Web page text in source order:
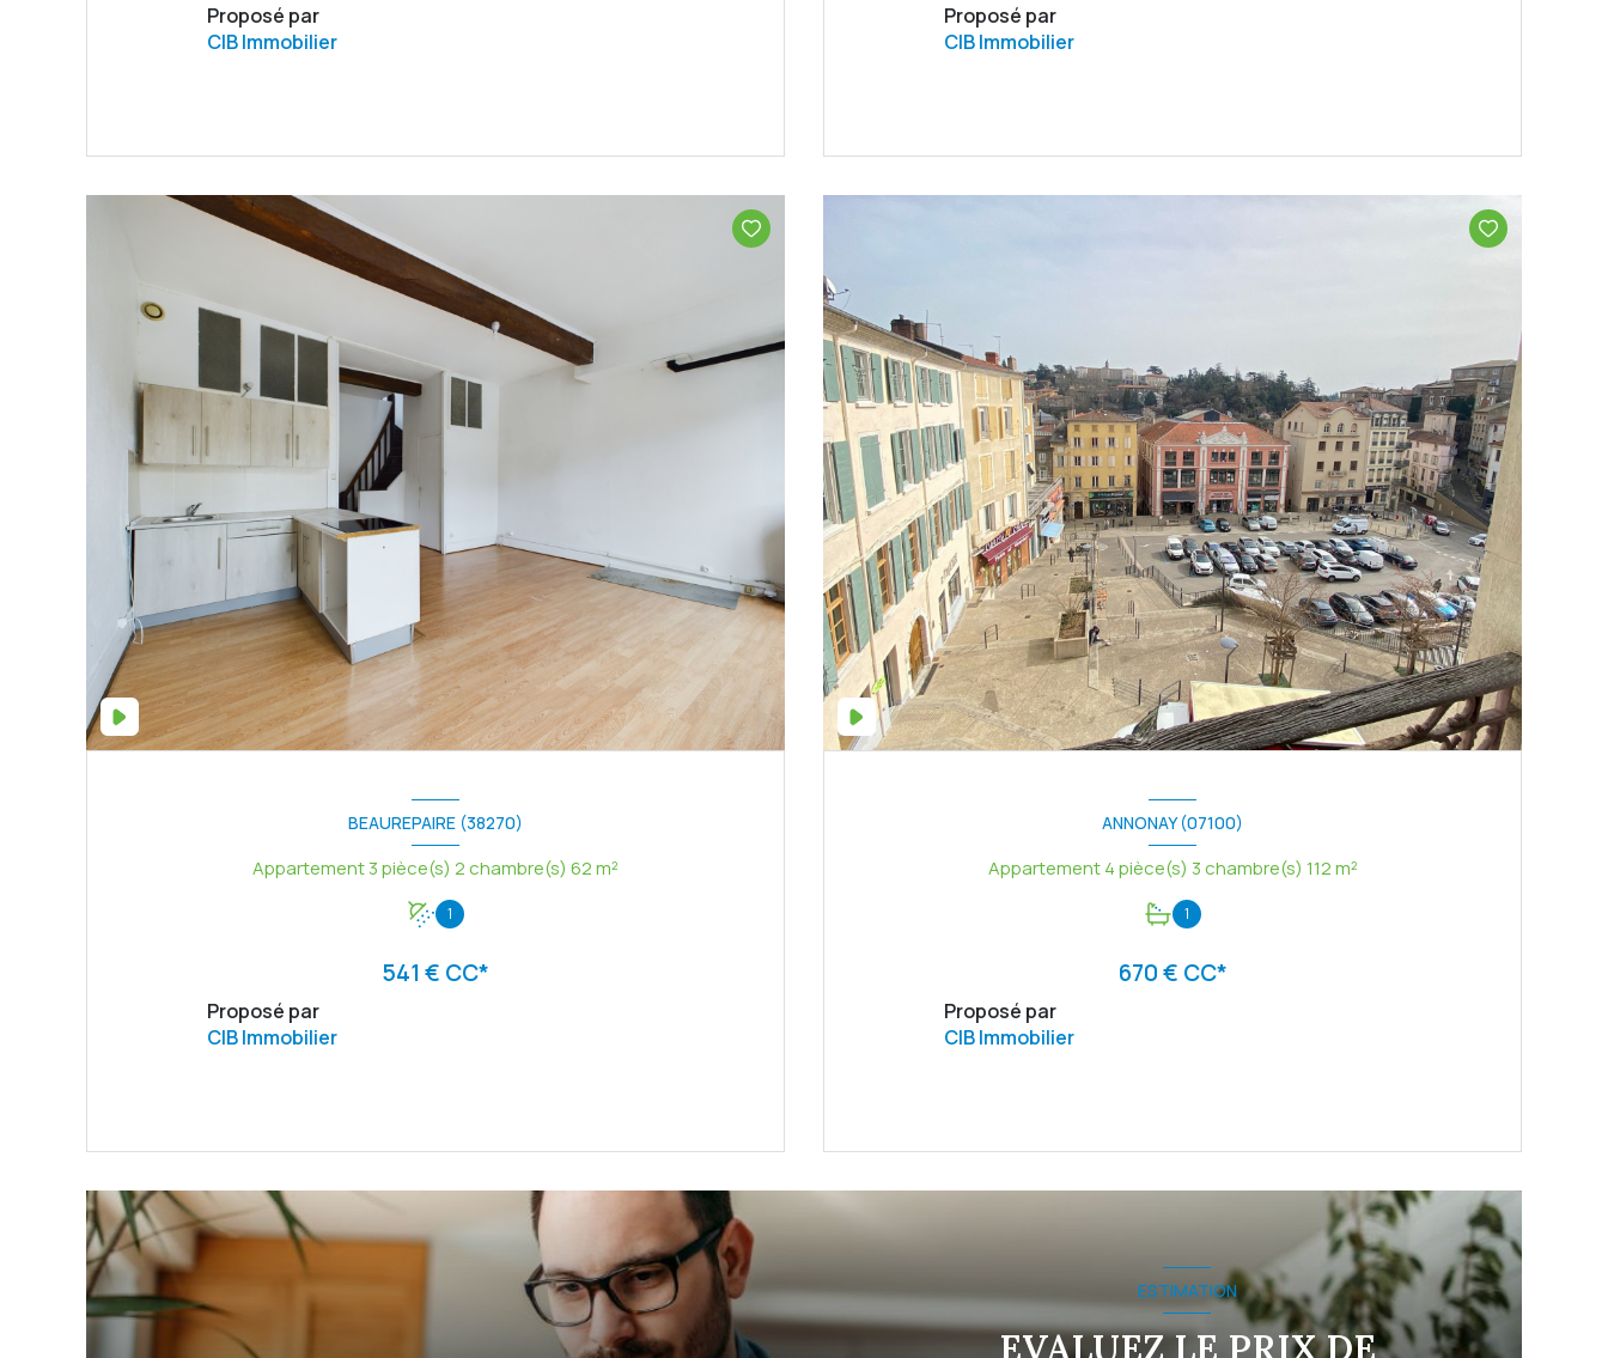
Proposé par
CIB Immobilier
Proposé par
CIB Immobilier
BEAUREPAIRE (38270)
Appartement 3 pièce(s) 2 chambre(s) 62 m²
1
541 € CC*
Proposé par
CIB Immobilier
ANNONAY (07100)
Appartement 4 pièce(s) 3 chambre(s) 112 m²
1
670 € CC*
Proposé par
CIB Immobilier
ESTIMATION
EVALUEZ LE PRIX DE